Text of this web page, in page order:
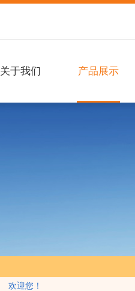
欢迎您！
关于我们 产品展示